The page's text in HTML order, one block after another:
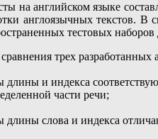
на английском языке
англоязычных текстов. В
тестовых
трех
и индекса
части речи;
слова и индекса